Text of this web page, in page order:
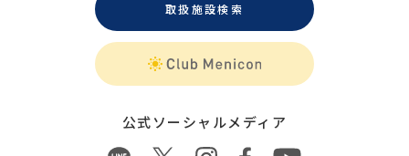
取扱施設検索
公式ソーシャルメディア